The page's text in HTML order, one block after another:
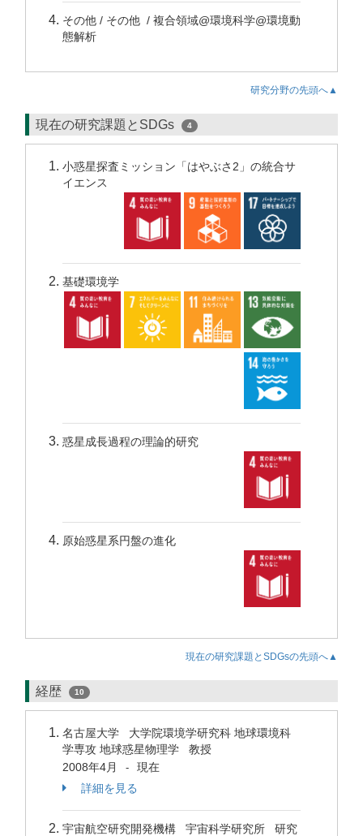
その他 / その他 / 複合領域@環境科学@環境動
態解析
研究分野の先頭へ▲
現在の研究課題とSDGs 4
小惑星探査ミッション「はやぶさ2」の統合サ
イエンス
基礎環境学
惑星成長過程の理論的研究
原始惑星系円盤の進化
現在の研究課題とSDGsの先頭へ▲
経歴 10
名古屋大学 大学院環境学研究科 地球環境科
学専攻 地球惑星物理学 教授
2008年4月
-
現在
詳細を見る
宇宙航空研究開発機構 宇宙科学研究所 研究